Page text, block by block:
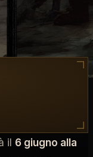
il 6 giugno alla